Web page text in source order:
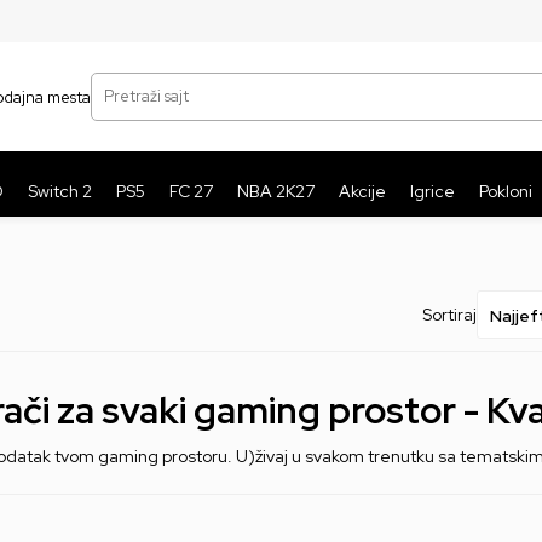
mesta
Pretraži sajt
Switch 2 PS5 FC 27 NBA 2K27 Akcije Igrice Pokloni
Sortiraj
za svaki gaming prostor -
tvom gaming prostoru. U)živaj u svakom trenutku sa